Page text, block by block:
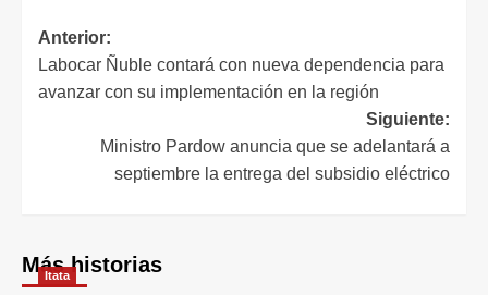
Anterior:
Labocar Ñuble contará con nueva dependencia para
avanzar con su implementación en la región
Siguiente:
Ministro Pardow anuncia que se adelantará a
septiembre la entrega del subsidio eléctrico
Más historias
Itata